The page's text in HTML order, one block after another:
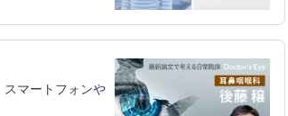
マートフォンや